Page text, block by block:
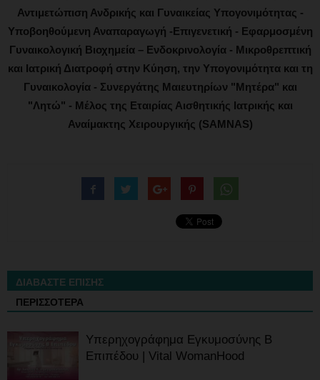
Αντιμετώπιση Ανδρικής και Γυναικείας Υπογονιμότητας -
Υποβοηθούμενη Αναπαραγωγή -Επιγενετική - Εφαρμοσμένη
Γυναικολογική Βιοχημεία – Ενδοκρινολογία - Μικροθρεπτική
και Ιατρική Διατροφή στην Κύηση, την Υπογονιμότητα και τη
Γυναικολογία - Συνεργάτης Μαιευτηρίων "Μητέρα" και
"Λητώ" - Μέλος της Εταιρίας Αισθητικής Ιατρικής και
Αναίμακτης Χειρουργικής (SAMNAS)
ΔΙΑΒΑΣΤΕ ΕΠΙΣΗΣ
ΠΕΡΙΣΣΟΤΕΡΑ
Υπερηχογράφημα Εγκυμοσύνης Β
Επιπέδου | Vital WomanHood